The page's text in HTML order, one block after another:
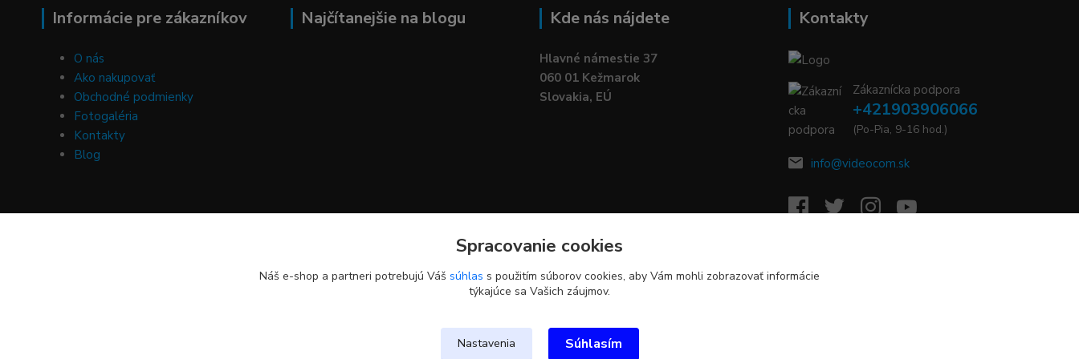
Informácie pre zákazníkov
O nás
Ako nakupovať
Obchodné podmienky
Fotogaléria
Kontakty
Blog
Najčítanejšie na blogu Kde nás nájdete
Hlavné námestie 37
060 01 Kežmarok
Slovakia, EÚ
Kontakty
Zákaznícka podpora
+421903906066
(Po-Pia, 9-16 hod.)
info@videocom.sk
Spracovanie cookies
Náš e-shop a partneri potrebujú Váš súhlas s použitím súborov cookies, aby Vám mohli zobrazovať informácie
týkajúce sa Vašich záujmov.
Nastavenia Súhlasím